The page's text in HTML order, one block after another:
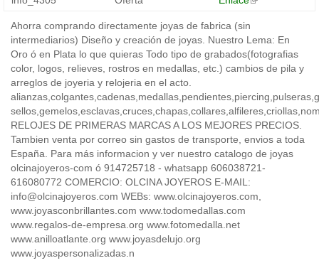
external)
Ahorra comprando directamente joyas de fabrica (sin
intermediarios) Diseño y creación de joyas. Nuestro Lema: En
Oro ó en Plata lo que quieras Todo tipo de grabados(fotografias
color, logos, relieves, rostros en medallas, etc.) cambios de pila y
arreglos de joyeria y relojeria en el acto.
RELOJES DE PRIMERAS MARCAS A LOS MEJORES PRECIOS.
Tambien venta por correo sin gastos de transporte, envios a toda
España. Para más informacion y ver nuestro catalogo de joyas
olcinajoyeros-com ó 914725718 - whatsapp 606038721-
616080772 COMERCIO: OLCINA JOYEROS E-MAIL:
info@olcinajoyeros.com WEBs: www.olcinajoyeros.com,
www.joyasconbrillantes.com www.todomedallas.com
www.regalos-de-empresa.org www.fotomedalla.net
www.anilloatlante.org www.joyasdelujo.org
www.joyaspersonalizadas.n